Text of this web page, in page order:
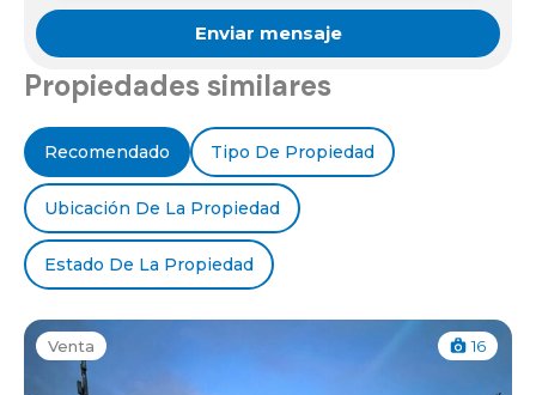
Propiedades similares
Recomendado Tipo De Propiedad
Ubicación De La Propiedad
Estado De La Propiedad
Venta 16